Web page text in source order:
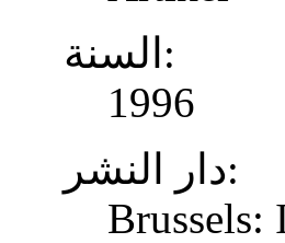
السنة:
1996
دار النشر:
Brussels: